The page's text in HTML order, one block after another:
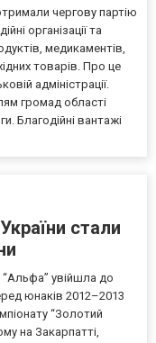
чергову партію
організації та
медикаментів,
товарів. Про це
адміністрації.
громад області
Благодійні вантажі
стали
увійшла до
юнаків 2012–2013
“Золотий
на Закарпатті,